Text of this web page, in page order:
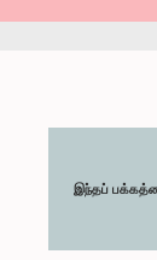
இந்தப்